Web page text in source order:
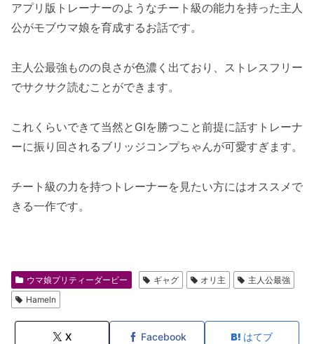
アプリ版トレーナーのようなチート級の能力を持った主人
公がモブウマ娘を育成するお話です。
主人公最強ものの良さが色濃く出ており、ストレスフリー
でサクサク読むことができます。
これくらいできて当然とGⅠを勝つこと前提に話すトレーナ
ーに振り回されるブリッジコンプちゃんが可愛すぎます。
チート級の力を持つトレーナーを見たい方にはオススメで
きる一作です。
ウマ娘プリティーダービー ギャグ オリ主
主人公最強
Hameln
X Facebook はてブ